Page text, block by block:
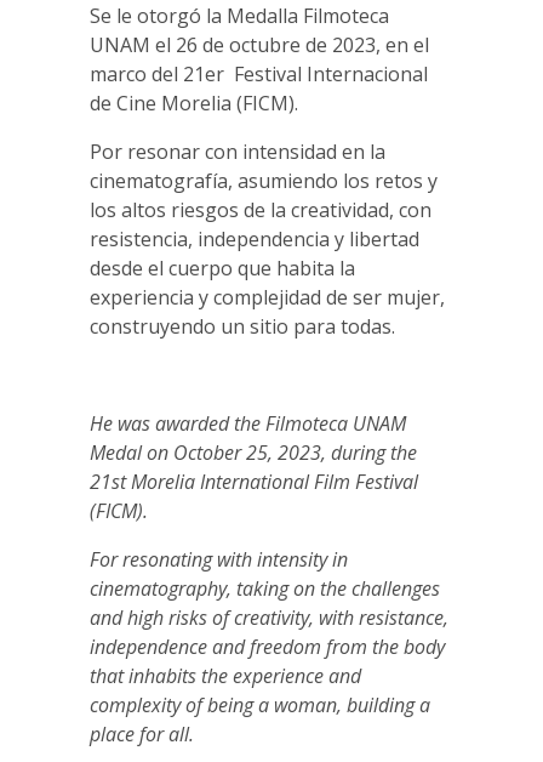
Se le otorgó la Medalla Filmoteca
UNAM el 26 de octubre de 2023, en el
marco del 21er Festival Internacional
de Cine Morelia (FICM).
Por resonar con intensidad en la
cinematografía, asumiendo los retos y
los altos riesgos de la creatividad, con
resistencia, independencia y libertad
desde el cuerpo que habita la
experiencia y complejidad de ser mujer,
construyendo un sitio para todas.
He was awarded the Filmoteca UNAM
Medal on October 25, 2023, during the
21st Morelia International Film Festival
(FICM).
For resonating with intensity in
cinematography, taking on the challenges
and high risks of creativity, with resistance,
independence and freedom from the body
that inhabits the experience and
complexity of being a woman, building a
place for all.